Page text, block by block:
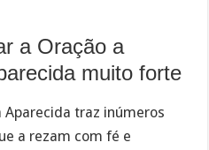
a Oração a
muito forte
Aparecida traz inúmeros
a rezam com fé e